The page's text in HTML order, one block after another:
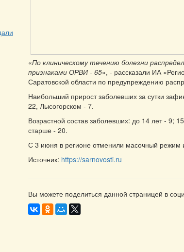
«По клиническому течению болезни
признаками ОРВИ - 65», - рассказали ИА
Саратовской области по предупреждению
Наибольший прирост заболевших за сутки
22, Лысогорском - 7.
Возрастной состав заболевших: до 14 лет - 9;
старше - 20.
С 3 июня в регионе отменили масочный режим
Источник: https://sarnovosti.ru
Вы можете поделиться данной страницей в